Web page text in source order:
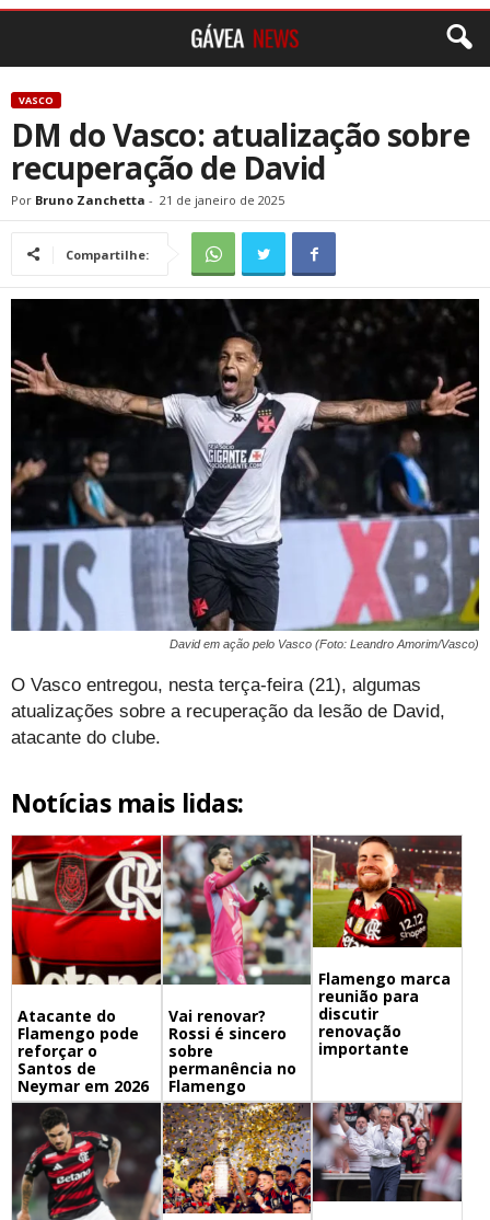
VASCO
DM do Vasco: atualização sobre
recuperação de David
Por Bruno Zanchetta - 21 de janeiro de 2025
Compartilhe:
David em ação pelo Vasco (Foto: Leandro Amorim/Vasco)
O Vasco entregou, nesta terça-feira (21), algumas
atualizações sobre a recuperação da lesão de David,
atacante do clube.
Notícias mais lidas:
Atacante do
Flamengo pode
reforçar o
Santos de
Neymar em 2026
Vai renovar?
Rossi é sincero
sobre
permanência no
Flamengo
Flamengo marca
reunião para
discutir
renovação
importante